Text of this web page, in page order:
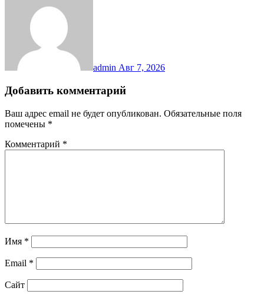
admin Авг 7, 2026
Добавить комментарий
Ваш адрес email не будет опубликован. Обязательные поля
помечены *
Комментарий *
Имя *
Email *
Сайт